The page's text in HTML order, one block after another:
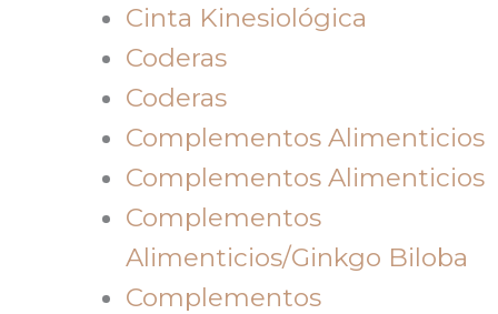
Cinta Kinesiológica
Coderas
Coderas
Complementos Alimenticios
Complementos Alimenticios
Complementos
Alimenticios/Ginkgo Biloba
Complementos